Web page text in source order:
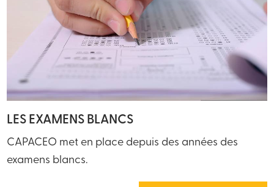
LES EXAMENS BLANCS
CAPACEO met en place depuis des années des
examens blancs.